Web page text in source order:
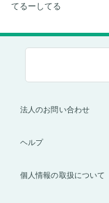
てるーしてる
法人のお問い合わせ
ヘルプ
個人情報の取扱について